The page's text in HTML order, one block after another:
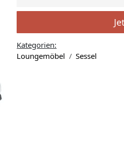
Kategorien:
Loungemöbel
Sessel